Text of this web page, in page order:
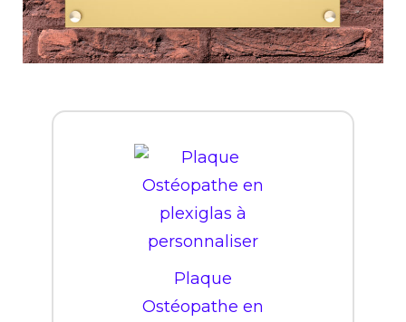
Plaque
Ostéopathe en